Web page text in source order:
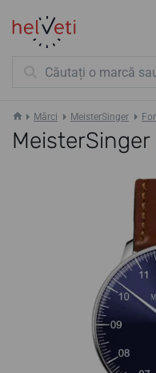
Mărci MeisterSinger